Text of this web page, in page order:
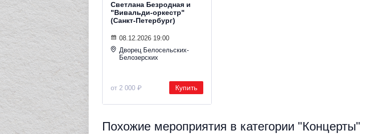
Светлана Безродная и
"Вивальди-оркестр"
(Санкт-Петербург)
08.12.2026 19:00
Дворец Белосельских-
Белозерских
от 2 000 ₽ Купить
Похожие мероприятия в категории "Концерты"